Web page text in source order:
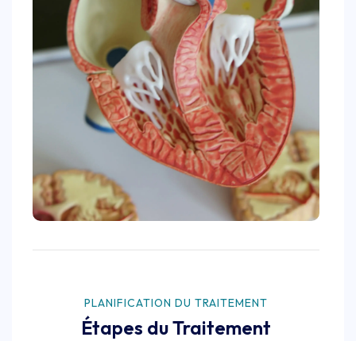
PLANIFICATION DU TRAITEMENT
Étapes du Traitement